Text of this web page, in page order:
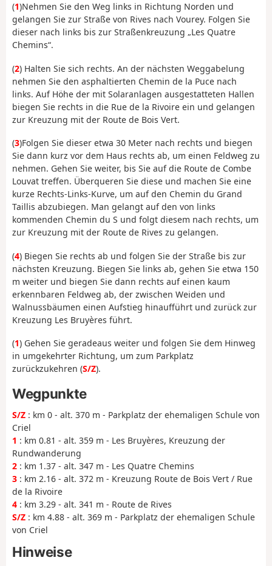
(1)Nehmen Sie den Weg links in Richtung Norden und
gelangen Sie zur Straße von Rives nach Vourey. Folgen Sie
dieser nach links bis zur Straßenkreuzung „Les Quatre
Chemins“.
(2) Halten Sie sich rechts. An der nächsten Weggabelung
nehmen Sie den asphaltierten Chemin de la Puce nach
links. Auf Höhe der mit Solaranlagen ausgestatteten Hallen
biegen Sie rechts in die Rue de la Rivoire ein und gelangen
zur Kreuzung mit der Route de Bois Vert.
(3)Folgen Sie dieser etwa 30 Meter nach rechts und biegen
Sie dann kurz vor dem Haus rechts ab, um einen Feldweg zu
nehmen. Gehen Sie weiter, bis Sie auf die Route de Combe
Louvat treffen. Überqueren Sie diese und machen Sie eine
kurze Rechts-Links-Kurve, um auf den Chemin du Grand
Taillis abzubiegen. Man gelangt auf den von links
kommenden Chemin du S und folgt diesem nach rechts, um
zur Kreuzung mit der Route de Rives zu gelangen.
(4) Biegen Sie rechts ab und folgen Sie der Straße bis zur
nächsten Kreuzung. Biegen Sie links ab, gehen Sie etwa 150
m weiter und biegen Sie dann rechts auf einen kaum
erkennbaren Feldweg ab, der zwischen Weiden und
Walnussbäumen einen Aufstieg hinaufführt und zurück zur
Kreuzung Les Bruyères führt.
(1) Gehen Sie geradeaus weiter und folgen Sie dem Hinweg
in umgekehrter Richtung, um zum Parkplatz
zurückzukehren (S/Z).
Wegpunkte
S/Z : km 0 - alt. 370 m - Parkplatz der ehemaligen Schule von
Criel
1 : km 0.81 - alt. 359 m - Les Bruyères, Kreuzung der
Rundwanderung
2 : km 1.37 - alt. 347 m - Les Quatre Chemins
3 : km 2.16 - alt. 372 m - Kreuzung Route de Bois Vert / Rue
de la Rivoire
4 : km 3.29 - alt. 341 m - Route de Rives
S/Z : km 4.88 - alt. 369 m - Parkplatz der ehemaligen Schule
von Criel
Hinweise